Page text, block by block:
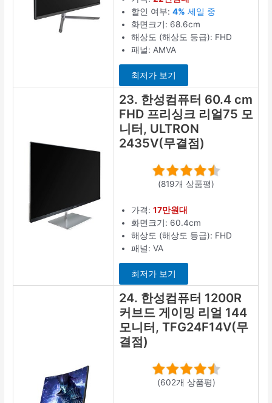
할인 여부:4% 세일 중
화면크기: 68.6cm
해상도 (해상도 등급): FHD
패널: AMVA
최저가 보기
23. 한성컴퓨터 60.4 cm
FHD 프리싱크 리얼75 모
니터, ULTRON
2435V(무결점)
(819개 상품평)
가격:17만원대
화면크기: 60.4cm
해상도 (해상도 등급): FHD
패널: VA
최저가 보기
24. 한성컴퓨터 1200R
커브드 게이밍 리얼 144
모니터, TFG24F14V(무
결점)
(602개 상품평)